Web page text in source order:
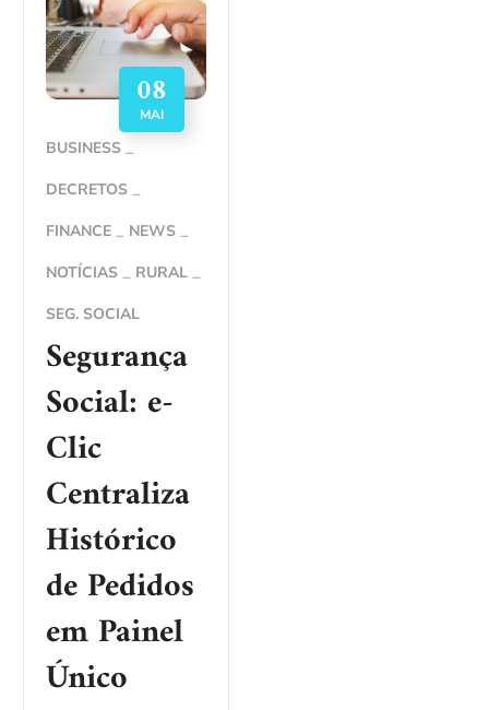
08
MAI
BUSINESS
DECRETOS
FINANCE
NEWS
NOTÍCIAS
RURAL
SEG. SOCIAL
Segurança
Social: e-
Clic
Centraliza
Histórico
de Pedidos
em Painel
Único